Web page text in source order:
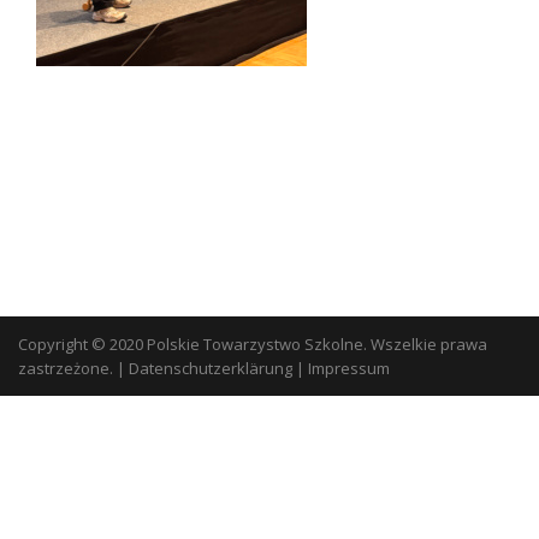
Copyright © 2020 Polskie Towarzystwo Szkolne. Wszelkie prawa
zastrzeżone. | Datenschutzerklärung | Impressum